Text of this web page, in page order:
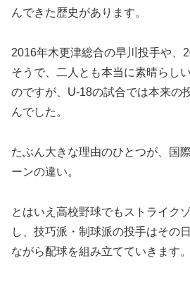
んできた歴史があります。
2016年木更津総合の早川投手や、
そうで、二人とも本当に素晴らし
のですが、U-18の試合では本来の
んでした。
たぶん大きな理由のひとつが、国
ーンの違い。
とはいえ高校野球でもストライク
し、技巧派・制球派の投手はその
ながら配球を組み立てていきます。